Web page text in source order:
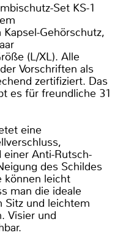
Set KS-1
Gehörschutz,
(L/XL). Alle
Vorschriften als
zertifiziert. Das
es für freundliche 31
eine
Anti-Rutsch-
des Schildes
können leicht
man die ideale
Sitz und leichtem
Visier und